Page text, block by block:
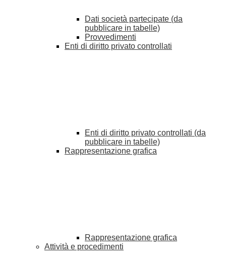
Dati società partecipate (da
pubblicare in tabelle)
Provvedimenti
Enti di diritto privato controllati
Enti di diritto privato controllati (da
pubblicare in tabelle)
Rappresentazione grafica
Rappresentazione grafica
Attività e procedimenti